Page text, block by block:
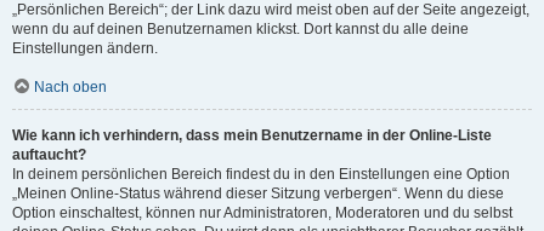
„Persönlichen Bereich“; der Link dazu wird meist oben auf der Seite angezeigt,
wenn du auf deinen Benutzernamen klickst. Dort kannst du alle deine
Einstellungen ändern.
Nach oben
Wie kann ich verhindern, dass mein Benutzername in der Online-Liste
auftaucht?
In deinem persönlichen Bereich findest du in den Einstellungen eine Option
„Meinen Online-Status während dieser Sitzung verbergen“. Wenn du diese
Option einschaltest, können nur Administratoren, Moderatoren und du selbst